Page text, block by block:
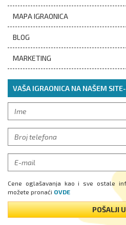
MAPA IGRAONICA
BLOG
MARKETING
VAŠA IGRAONICA NA NAŠEM
Cene oglašavanja kao i sve ostale
možete pronaći OVDE
POŠALJI